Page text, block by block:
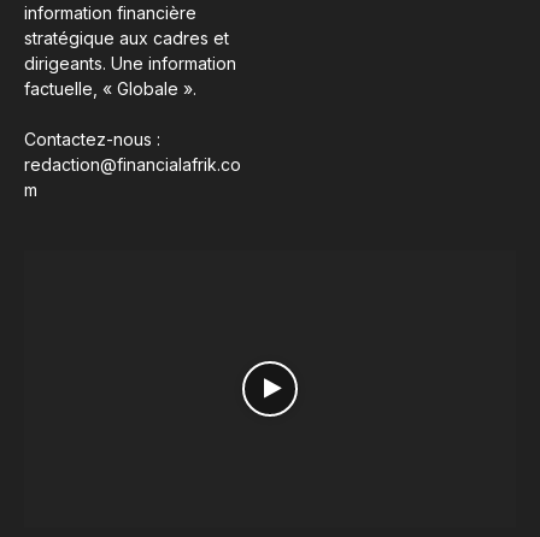
information financière
stratégique aux cadres et
dirigeants. Une information
factuelle, « Globale ».
Contactez-nous :
redaction@financialafrik.co
m